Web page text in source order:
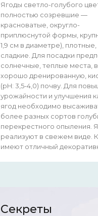
Ягоды светло-голубого
полностью созревшие —
красноватые, округло-
приплюснутой формы,
1,9 см в диаметре), плотные,
сладкие. Для посадки
солнечные, теплые места,
хорошо дренированную,
(pH: 3,5-4,0) почву. Для
урожайности и улучшения
ягод необходимо
более разных сортов
перекрестного опыления.
реализуют в свежем виде.
имеют отличный
Секреты